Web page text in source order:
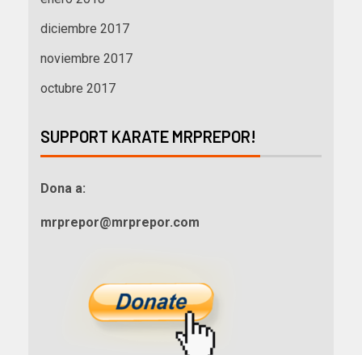
diciembre 2017
noviembre 2017
octubre 2017
SUPPORT KARATE MRPREPOR!
Dona a:
mrprepor@mrprepor.com